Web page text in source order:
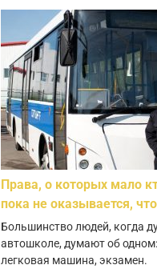
Права, о которых мало
пока не оказывается,
Большинство людей, когда
автошколе, думают об
легковая машина, экзамен.